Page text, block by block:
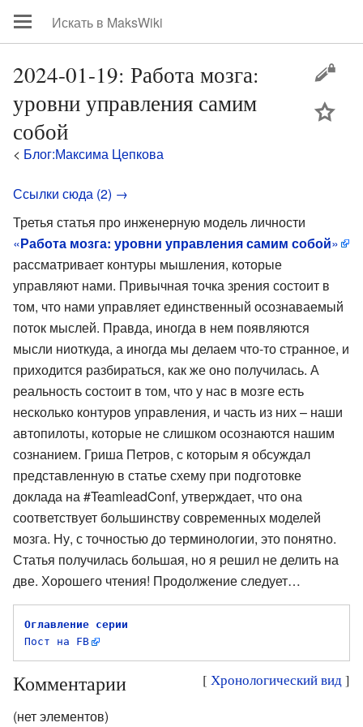
2024-01-19: Работа мозга:
уровни управления самим
собой
< Блог:Максима Цепкова
Ссылки сюда (2) →
Третья статья про инженерную модель личности
«Работа мозга: уровни управления самим собой»
рассматривает контуры мышления, которые
управляют нами. Привычная точка зрения состоит в
том, что нами управляет единственный осознаваемый
поток мыслей. Правда, иногда в нем появляются
мысли ниоткуда, а иногда мы делаем что-то странное, и
приходится разбираться, как же оно получилась. А
реальность состоит в том, что у нас в мозге есть
несколько контуров управления, и часть из них – наши
автопилоты, которые не слишком осознаются нашим
сознанием. Гриша Петров, с которым я обсуждал
представленную в статье схему при подготовке
доклада на #TeamleadConf, утверждает, что она
соответствует большинству современных моделей
мозга. Ну, с точностью до терминологии, это понятно.
Статья получилась большая, но я решил не делить на
две. Хорошего чтения! Продолжение следует…
Оглавление серии
Пост на FB
[ Хронологический вид]
Комментарии
(нет элементов)